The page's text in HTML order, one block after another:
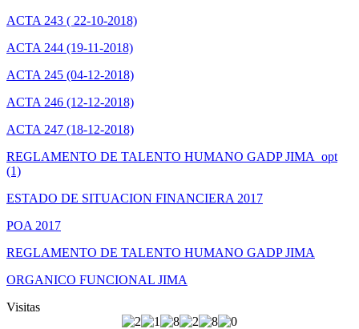
ACTA 243 ( 22-10-2018)
ACTA 244 (19-11-2018)
ACTA 245 (04-12-2018)
ACTA 246 (12-12-2018)
ACTA 247 (18-12-2018)
REGLAMENTO DE TALENTO HUMANO GADP JIMA_opt
(1)
ESTADO DE SITUACION FINANCIERA 2017
POA 2017
REGLAMENTO DE TALENTO HUMANO GADP JIMA
ORGANICO FUNCIONAL JIMA
Visitas